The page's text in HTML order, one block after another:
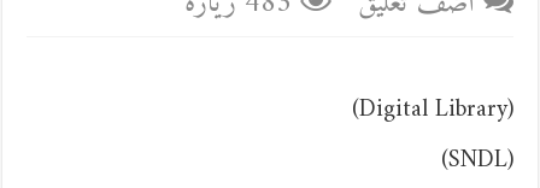
(Digital Library)
(SNDL)